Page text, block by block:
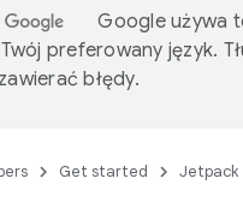
Google używa
preferowany język.
błędy.
Get started Jetpack